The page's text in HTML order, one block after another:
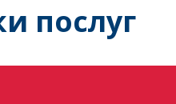
послуг